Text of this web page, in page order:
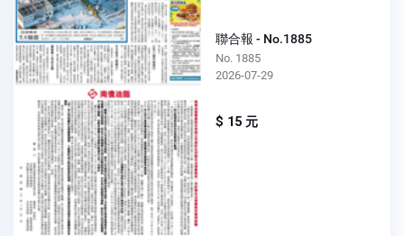
聯合報 - No.1885
No. 1885
2026-07-29
$ 15 元